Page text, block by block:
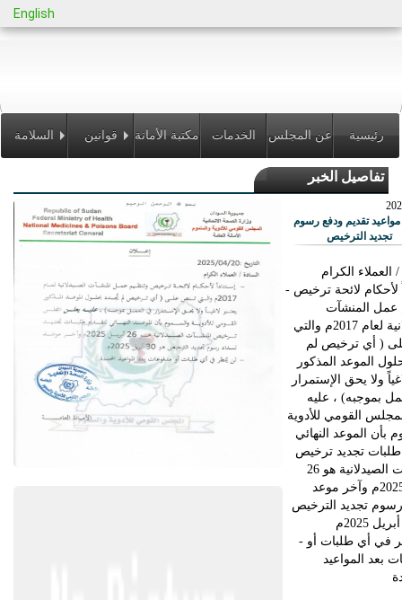
English
السلامة قوانين مكتبة الأمانة الخدمات
الالكترونية
عن المجلس رئيسية
تفاصيل الخبر
مواعيد تقديم ودفع رسوم
تجديد الترخيص
العملاء الكرام
- إستناداً لأحكام لائحة ترخيص
عمل المنشآت
الصيدلانية لعام 2017م والتي
( أي ترخيص لم
الموعد المذكور
ولا يحق الإستمرار
بموجبه) ، عليه
القومي للأدوية
بأن الموعد النهائي
طلبات تجديد ترخيص
المنشآت الصيدلانية هو 26
أبريل 2025م وآخر موعد
تجديد الترخيص
- لن يُنظر في أي طلبات أو
بعد المواعيد